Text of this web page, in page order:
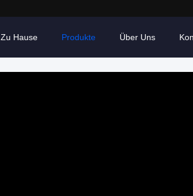
Zu Hause Produkte Über Uns